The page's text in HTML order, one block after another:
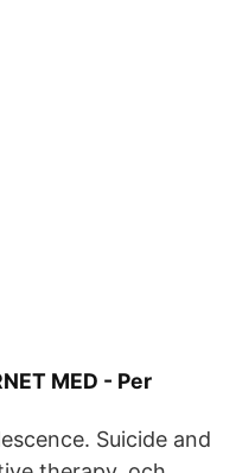
MED - Per
Suicide and